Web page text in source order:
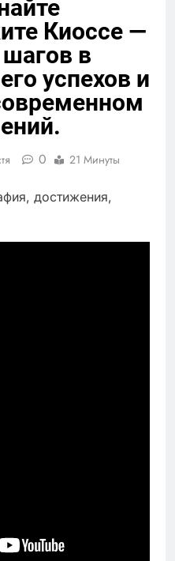
Киоссе —
шагов в
успехов и
0 21 Минуты